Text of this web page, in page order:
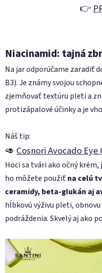
👉
Niacinamid: tajná
Na jar odporúčame zaradiť
B3). Je známy svojou
zjemňovať textúru pleti a
protizápalové účinky a je
Náš tip:
🥑 Cosnori Avocado Eye
Hoci sa tvári ako očný
ho môžete použiťna celú
ceramidy, beta-glukán aj
hĺbkovú výživu pleti,
podráždenia. Skvelý aj ako